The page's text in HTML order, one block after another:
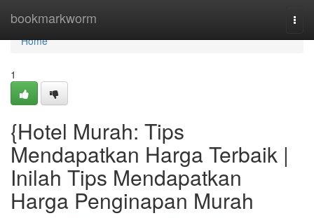
bookmarkworm
Home
Home
1
{Hotel Murah: Tips
Mendapatkan Harga Terbaik |
Inilah Tips Mendapatkan
Harga Penginapan Murah